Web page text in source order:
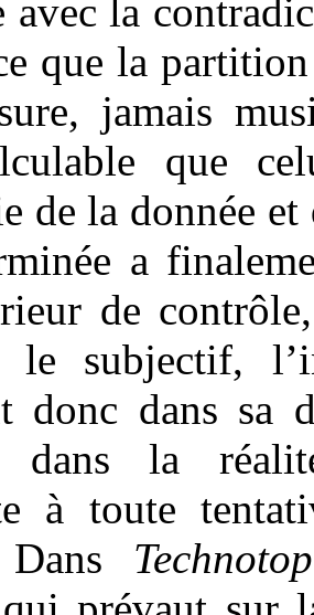
avec la
que la
jamais
que
de la donnée
a
de
le subjectif,
donc dans sa
dans la
à toute